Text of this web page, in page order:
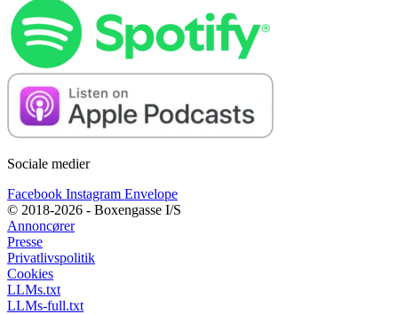
Sociale medier
Facebook Instagram Envelope
© 2018-2026 - Boxengasse I/S
Annoncører
Presse
Privatlivspolitik
Cookies
LLMs.txt
LLMs-full.txt